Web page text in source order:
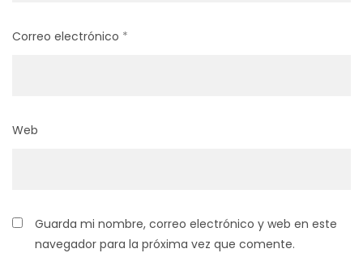
Correo electrónico *
Web
Guarda mi nombre, correo electrónico y web en este
navegador para la próxima vez que comente.